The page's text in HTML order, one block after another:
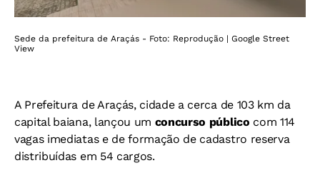
Sede da prefeitura de Araçás - Foto: Reprodução | Google Street
View
A Prefeitura de Araçás, cidade a cerca de 103 km da
capital baiana, lançou um concurso público com 114
vagas imediatas e de formação de cadastro reserva
distribuídas em 54 cargos.